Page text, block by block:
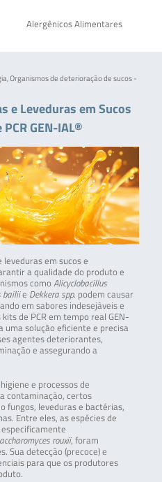
Alergênicos Alimentares
Organismos de deterioração de sucos -
e Leveduras em Sucos
GEN-IAL®
em sucos e
a qualidade do produto e
comoAlicyclobacillus
bailiie Dekkera spp. podem causar
em sabores indesejáveis e
de PCR em tempo real GEN-
uma solução eficiente e precisa
agentes deteriorantes,
e assegurando a
e processos de
contaminação, certos
fungos, leveduras e bactérias,
Entre eles, as espécies de
rouxii, foram
Sua detecção (precoce) e
para que os produtores